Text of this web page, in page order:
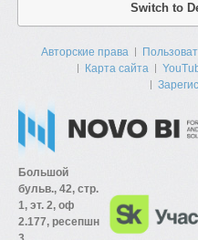
Switch to
Авторские права
Карта сайта
Большой
бульв., 42, стр.
1, эт. 2, оф
2.177, ресепшн